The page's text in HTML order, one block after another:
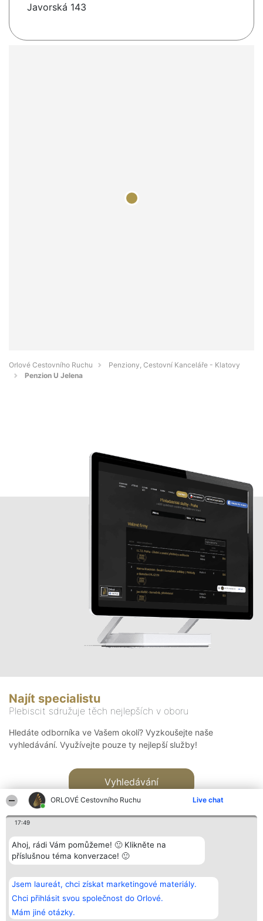
ORLOVÉ Cestovního Ruchu Live chat
17:49
Ahoj, rádi Vám pomůžeme! 🙂 Klikněte na
příslušnou téma konverzace! 🙂
Jsem laureát, chci získat marketingové materiály.
Chci přihlásit svou společnost do Orlové.
Mám jiné otázky.
Javorská 143
Orlové Cestovního Ruchu
Penziony, Cestovní Kanceláře - Klatovy
Penzion U Jelena
Najít specialistu
Plebiscit sdružuje těch nejlepších v oboru
Hledáte odborníka ve Vašem okolí? Vyzkoušejte naše
vyhledávání. Využívejte pouze ty nejlepší služby!
Vyhledávání
Bright Side Solutions sp. z o.
o. sp. k.
ul. Ruska 22
Wrocław 50-079
KRS 0000749100 | Regon
Vítězové
Seznam všech
laureátů
Zásady
Kontakt